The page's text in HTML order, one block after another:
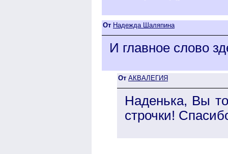
От Надежда Шаляпина
И главное слово
От АКВАЛЕГИЯ
Наденька, Вы
строчки!